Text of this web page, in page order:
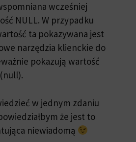
wcześniej
NULL. W przypadku
ta pokazywana jest
narzędzia klienckie do
pokazują wartość
w jednym zdaniu
że jest to
niewiadomą